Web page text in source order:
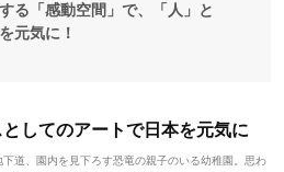
る「感動空間」で、「人」と
元気に！
してのアートで日本を元気に
道、園内を見下ろす恐竜の親子のいる幼稚園。思わ